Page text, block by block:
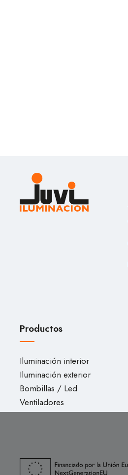
Productos
Iluminación interior
Iluminación exterior
Bombillas / Led
Ventiladores